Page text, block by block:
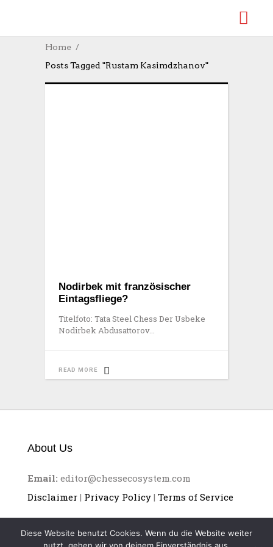
Home
Posts Tagged "Rustam Kasimdzhanov"
Nodirbek mit französischer
Eintagsfliege?
Titelfoto: Tata Steel Chess Der Usbeke
Nodirbek Abdusattorov
READ MORE
About Us
Email: editor@chessecosystem.com
Disclaimer | Privacy Policy | Terms of Service
Diese Website benutzt Cookies. Wenn du die Website weiter